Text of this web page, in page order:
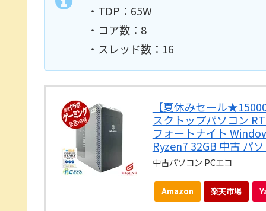
・TDP：65W
・コア数：8
・スレッド数：16
【夏休みセール
スクトップパソコン
フォートナイト
Ryzen7 32GB 中古 パ
中古パソコン PCエコ
Amazon 楽天市場